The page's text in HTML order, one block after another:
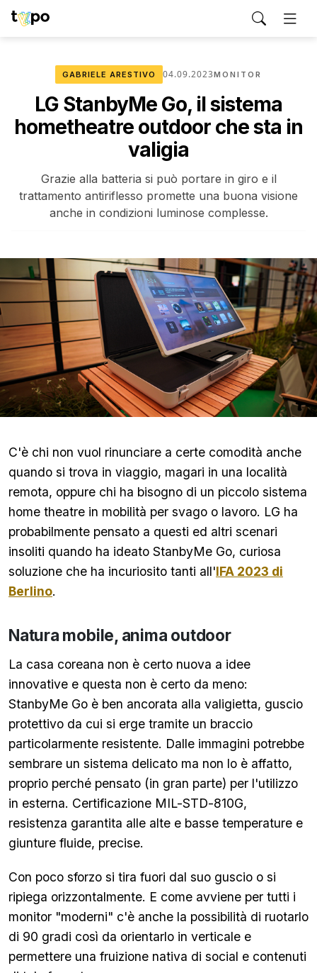
GABRIELE ARESTIVO 04.09.2023MONITOR
LG StanbyMe Go, il sistema
hometheatre outdoor che sta in
valigia
Grazie alla batteria si può portare in giro e il
trattamento antiriflesso promette una buona visione
anche in condizioni luminose complesse.
C'è chi non vuol rinunciare a certe comodità anche
quando si trova in viaggio, magari in una località
remota, oppure chi ha bisogno di un piccolo sistema
home theatre in mobilità per svago o lavoro. LG ha
probabilmente pensato a questi ed altri scenari
insoliti quando ha ideato StanbyMe Go, curiosa
soluzione che ha incuriosito tanti all'IFA 2023 di
Berlino.
Natura mobile, anima outdoor
La casa coreana non è certo nuova a idee
innovative e questa non è certo da meno:
StanbyMe Go è ben ancorata alla valigietta, guscio
protettivo da cui si erge tramite un braccio
particolarmente resistente. Dalle immagini potrebbe
sembrare un sistema delicato ma non lo è affatto,
proprio perché pensato (in gran parte) per l'utilizzo
in esterna. Certificazione MIL-STD-810G,
resistenza garantita alle alte e basse temperature e
giunture fluide, precise.
Con poco sforzo si tira fuori dal suo guscio o si
ripiega orizzontalmente. E come avviene per tutti i
monitor "moderni" c'è anche la possibilità di ruotarlo
di 90 gradi così da orientarlo in verticale e
permettere una fruizione nativa di social e contenuti